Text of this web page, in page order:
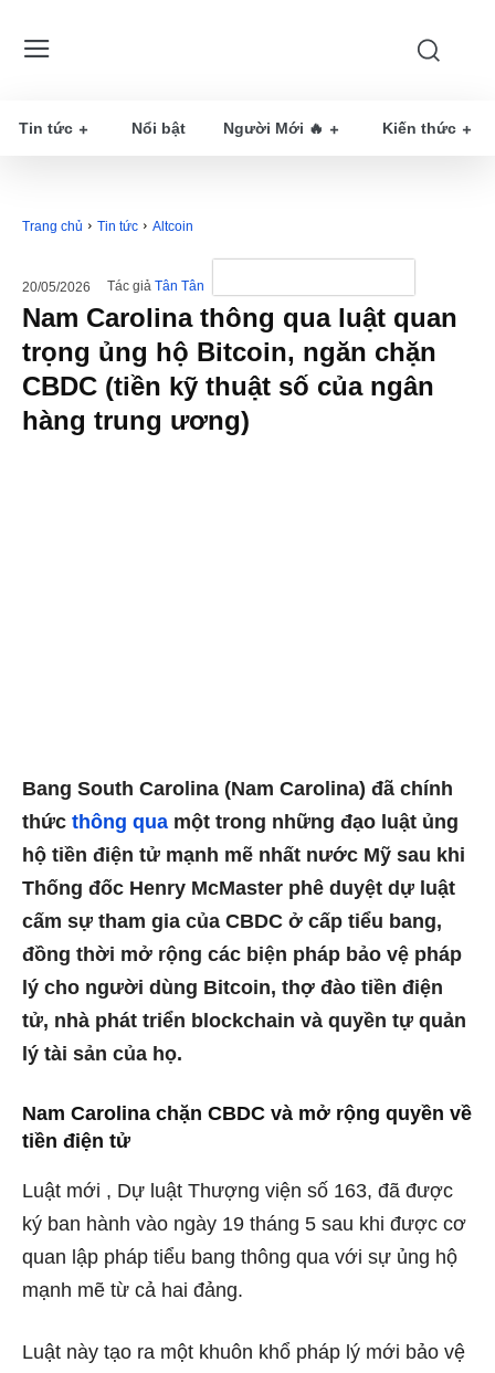
Tin tức Nổi bật Người Mới 🔥 Kiến thức
Trang chủ Tin tức Altcoin
20/05/2026 Tác giả Tân Tân
Nam Carolina thông qua luật quan
trọng ủng hộ Bitcoin, ngăn chặn
CBDC (tiền kỹ thuật số của ngân
hàng trung ương)
Bang South Carolina (Nam Carolina) đã chính
thức thông qua một trong những đạo luật ủng
hộ tiền điện tử mạnh mẽ nhất nước Mỹ sau khi
Thống đốc Henry McMaster phê duyệt dự luật
cấm sự tham gia của CBDC ở cấp tiểu bang,
đồng thời mở rộng các biện pháp bảo vệ pháp
lý cho người dùng Bitcoin, thợ đào tiền điện
tử, nhà phát triển blockchain và quyền tự quản
lý tài sản của họ.
Nam Carolina chặn CBDC và mở rộng quyền về
tiền điện tử
Luật mới , Dự luật Thượng viện số 163, đã được
ký ban hành vào ngày 19 tháng 5 sau khi được cơ
quan lập pháp tiểu bang thông qua với sự ủng hộ
mạnh mẽ từ cả hai đảng.
Luật này tạo ra một khuôn khổ pháp lý mới bảo vệ